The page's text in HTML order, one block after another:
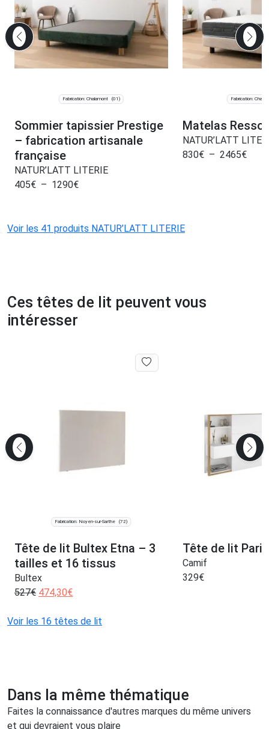
Fabrication: Chalamont (01)
Sommier tapissier Prestige
– fabrication artisanale
française
NATUR’LATT LITERIE
405€ – 1290€
Fabrication:
Matelas
NATUR’LATT
830€ – 2465€
Voir les 41 produits NATUR’LATT LITERIE
Ces têtes de lit peuvent vous
intéresser
Fabrication: Noyen-sur-Sarthe (72)
Tête de lit Bultex Etna – 3
tailles et 16 tissus
Bultex
527€ 474,30€
Tête de lit Paris
Camif
329€
Voir les 16 têtes de lit
Dans la même thématique
Faites la connaissance d'autres marques du même univers
et qui devraient vous plaire